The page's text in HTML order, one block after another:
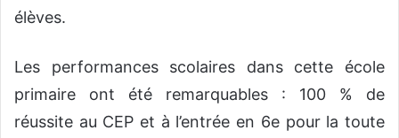
élèves.
Les performances scolaires dans cette école
primaire ont été remarquables : 100 % de
réussite au CEP et à l’entrée en 6e pour la toute